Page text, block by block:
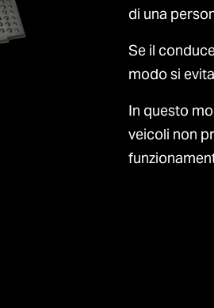
di una
Se il
modo si
In questo
veicoli non